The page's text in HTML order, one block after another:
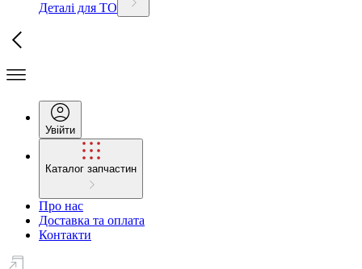
Деталі для ТО
Увійти
Каталог запчастин
Про нас
Доставка та оплата
Контакти